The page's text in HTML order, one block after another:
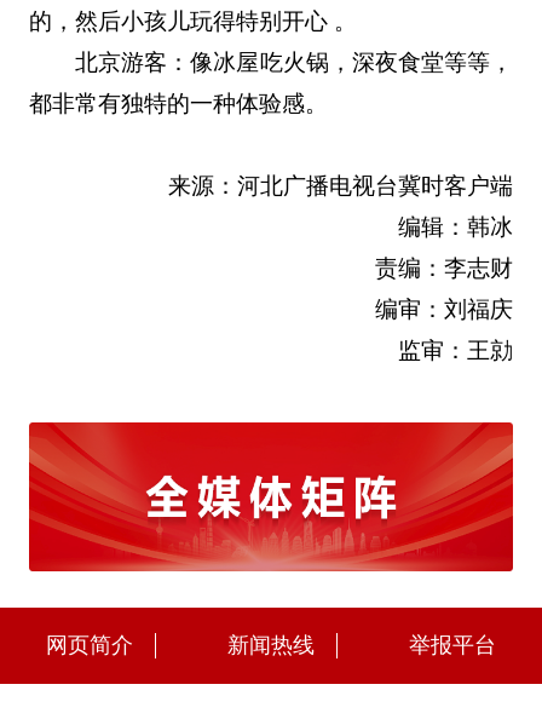
的，然后小孩儿玩得特别开心 。
北京游客：像冰屋吃火锅，深夜食堂等等，
都非常有独特的一种体验感。
来源：河北广播电视台冀时客户端
编辑：韩冰
责编：李志财
编审：刘福庆
监审：王勍
网页简介 新闻热线 举报平台